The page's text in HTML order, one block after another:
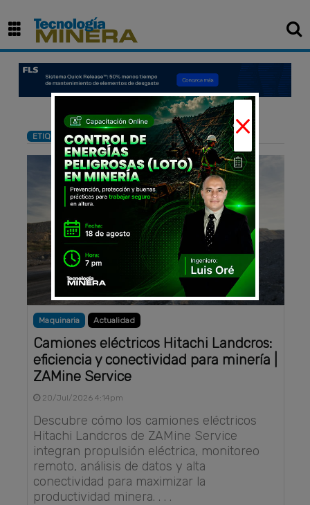
ETIQUETA : Camiones eléctricos
Maquinaria Actualidad
Camiones eléctricos Hitachi Landcros:
eficiencia y conectividad para minería |
ZAMine Service
20/Jul/2026 4:14pm
Descubre cómo los camiones eléctricos
Hitachi Landcros de ZAMine Service
integran propulsión eléctrica, monitoreo
remoto, análisis de datos y alta
conectividad para maximizar la
productividad minera. . . .
×